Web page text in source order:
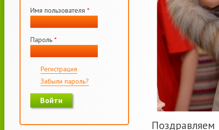
Имя пользователя *
Пароль *
Регистрация
Забыли пароль?